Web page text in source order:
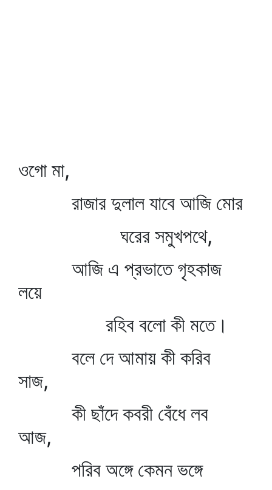
ওগো মা,
রাজার দুলাল যাবে আজি মোর
ঘরের সমুখপথে,
আজি এ প্রভাতে গৃহকাজ
লয়ে
রহিব বলো কী মতে।
বলে দে আমায় কী করিব
সাজ,
কী ছাঁদে কবরী বেঁধে লব
আজ,
পরিব অঙ্গে কেমন ভঙ্গে